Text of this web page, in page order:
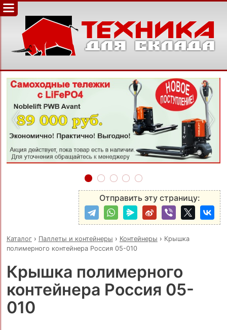
‹ ›
Отправить эту страницу:
Каталог› Паллеты и контейнеры › Контейнеры › Крышка
полимерного контейнера Россия 05-010
Крышка полимерного
контейнера Россия 05-
010